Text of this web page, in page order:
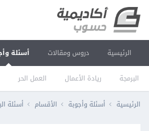
الرئيسية دروس ومقالات أسئلة
البرمجة ريادة الأعمال العمل الحر
الرئيسية أسئلة وأجوبة الأقسام أسئلة